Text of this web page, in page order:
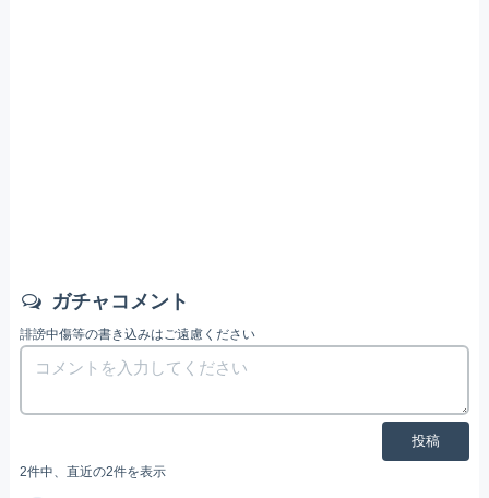
ガチャコメント
誹謗中傷等の書き込みはご遠慮ください
投稿
2件中、直近の2件を表示